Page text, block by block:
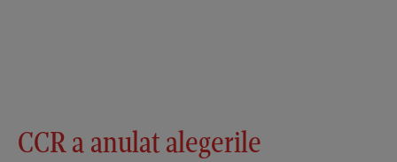
CCR a anulat alegerile